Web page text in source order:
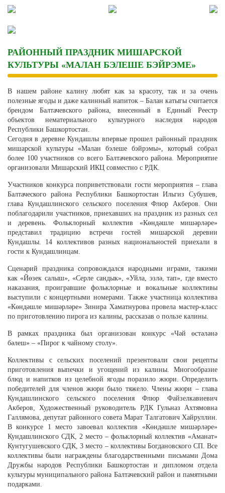
Skip
content
РАЙОННЫЙ ПРАЗДНИК МИШАРСКОЙ
КУЛЬТУРЫ «МАЛАН БЭЛЕШЕ БЭЙРЭМЕ»
В нашем районе калину любят как за красоту, так и за очень
полезные ягоды и даже калинный напиток – Балан катыгы считается
брендом Балтачевского района, внесенный в Единый Реестр
объектов нематериального культурного наследия народов
Республики Башкортостан.
Сегодня в деревне Кундашлы впервые прошел районный праздник
мишарской культуры «Малан бэлеше бэйрэмы», который собрал
более 100 участников со всего Балтачевского района. Мероприятие
организовали Мишарский ИКЦ совместно с РДК.
Участников конкурса поприветствовали гости мероприятия – глава
Балтаческого района Республики Башкортостан Ильгиз Субушев,
глава Кундашлинского сельского поселения Флюр Акберов. Они
поблагодарили участников, приехавших на праздник из разных сел
и деревень. Фольклорный коллектив «Көндәшле мишәрләре»
представил традицию встречи гостей мишарской деревни
Кундашлы. 14 коллективов разных национальностей приехали в
гости к Кундашлинцам.
Сценарий праздника сопровождался народными играми, такими
как «Йөзек салыш», «Серле сандык», «Уйла, эзлә, тап», где вместо
наказания, проигравшие фольклорные и вокальные коллективы
выступили с концертными номерами. Также участница коллектива
«Көндәшле мишәрләре» Зинира Хаматнурова провела мастер-класс
по приготовлению пирога из калины, рассказав о пользе калины.
В рамках праздника был организован конкурс «Чәй өстәләнә
бәлеш» – «Пирог к чайному столу».
Коллективы с сельских поселений презентовали свои рецепты
приготовления выпечки и угощений из калины. Многообразие
блюд и напитков из целебной ягоды поразило жюри. Определить
победителей для членов жюри было тяжело. Члены жюри – глава
Кундашлинского сельского поселения Флюр Файзелкавиевич
Акберов, Художественный руководитель РДК Гульназ Ахтямовна
Галлямова, депутат районного совета Марат Талгатович Хайруллин.
В конкурсе 1 место завоевал коллектив «Көндәшле мишәрләре»
Кундашлинского СДК, 2 место – фольклорный коллектив «Аманат»
Кунтугушевского СДК, 3 место – коллективы Богдановского СП. Все
коллективы были награждены благодарственными письмами Дома
Дружбы народов Республики Башкортостан и дипломом отдела
культуры муниципального района Балтачевский район и памятными
подарками.